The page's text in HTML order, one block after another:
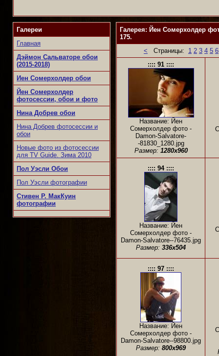
Галереи
Главная
Дэймон Сальваторе обои
(2015-2018)
Иен Сомерхолдер обои
Йен Сомерхолдер
фотосессии, обои и фото
Нина Добрев обои
Нина Добрев фотосессии и
обои
Новые фото из фотосессии
для TV Guide. Зима 2010
Пол Уэсли Обои
Пол Уэсли фотографии
Стивен Р. МакКуин
фотографии
Галерея: Йен Сомерхолдер
175.
< Страницы: 1 2 3 4 5 6
:::: 91 ::::
Название: Йен
Сомерхолдер фото -
Damon-Salvatore-
-81830_1280.jpg
Размер: 1280x960
:::: 94 ::::
Название: Йен
Сомерхолдер фото -
Damon-Salvatore--76435.jpg
Размер: 336x504
:::: 97 ::::
Название: Йен
Сомерхолдер фото -
Damon-Salvatore--98800.jpg
Размер: 800x969